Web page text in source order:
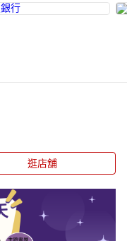
逛店舖